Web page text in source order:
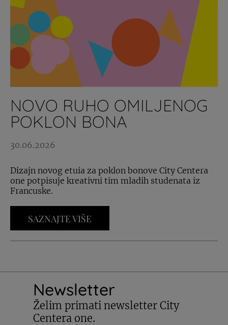
NOVO RUHO OMILJENOG
POKLON BONA
30.06.2026
Dizajn novog etuia za poklon bonove City Centera
one potpisuje kreativni tim mladih studenata iz
Francuske.
SAZNAJTE VIŠE
Newsletter
Želim primati newsletter City
Centera one.